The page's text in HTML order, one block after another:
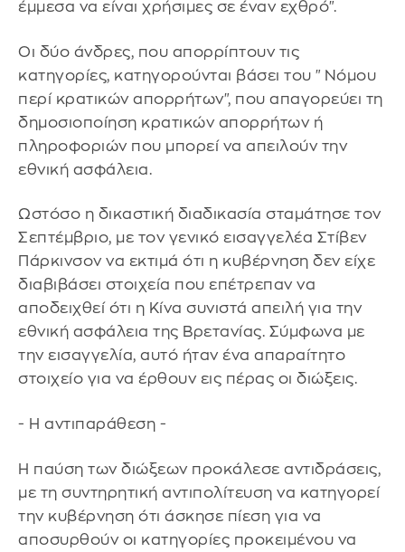
έμμεσα να είναι χρήσιμες σε έναν εχθρό".
Οι δύο άνδρες, που απορρίπτουν τις
κατηγορίες, κατηγορούνται βάσει του "Νόμου
περί κρατικών απορρήτων", που απαγορεύει τη
δημοσιοποίηση κρατικών απορρήτων ή
πληροφοριών που μπορεί να απειλούν την
εθνική ασφάλεια.
Ωστόσο η δικαστική διαδικασία σταμάτησε τον
Σεπτέμβριο, με τον γενικό εισαγγελέα Στίβεν
Πάρκινσον να εκτιμά ότι η κυβέρνηση δεν είχε
διαβιβάσει στοιχεία που επέτρεπαν να
αποδειχθεί ότι η Κίνα συνιστά απειλή για την
εθνική ασφάλεια της Βρετανίας. Σύμφωνα με
την εισαγγελία, αυτό ήταν ένα απαραίτητο
στοιχείο για να έρθουν εις πέρας οι διώξεις.
- Η αντιπαράθεση -
Η παύση των διώξεων προκάλεσε αντιδράσεις,
με τη συντηρητική αντιπολίτευση να κατηγορεί
την κυβέρνηση ότι άσκησε πίεση για να
αποσυρθούν οι κατηγορίες προκειμένου να